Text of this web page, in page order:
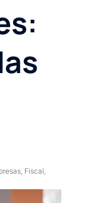
, Fiscal